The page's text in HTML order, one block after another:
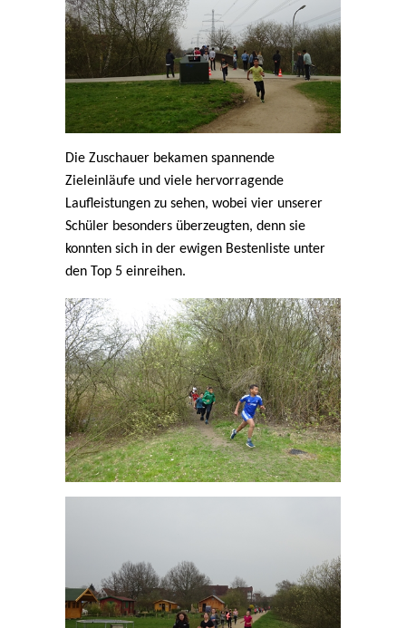
Die Zuschauer bekamen spannende
Zieleinläufe und viele hervorragende
Laufleistungen zu sehen, wobei vier unserer
Schüler besonders überzeugten, denn sie
konnten sich in der ewigen Bestenliste unter
den Top 5 einreihen.